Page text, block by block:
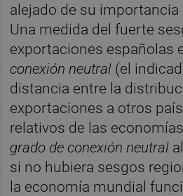
alejado de su importancia
Una medida del fuerte
exportaciones españolas
conexión neutral (el
distancia entre la
exportaciones a otros
relativos de las
grado de conexión neutral
si no hubiera sesgos
la economía mundial